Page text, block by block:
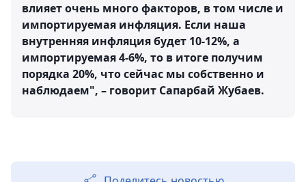
влияет очень много факторов, в том числе и
импортируемая инфляция. Если наша
внутренняя инфляция будет 10-12%, а
импортируемая 4-6%, то в итоге получим
порядка 20%, что сейчас мы собственно и
наблюдаем", – говорит Сапарбай Жубаев.